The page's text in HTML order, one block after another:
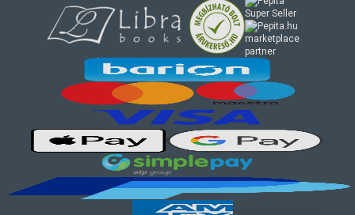
marketplace
partner